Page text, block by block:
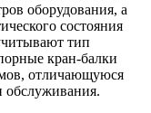
оборудования, а
состояния
тип
кран-балки
отличающуюся
обслуживания.